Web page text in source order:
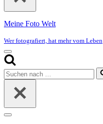
Meine Foto Welt
Wer fotografiert, hat mehr vom Leben
Navigationsmenü
Suchen
nach …
Navigationsmenü